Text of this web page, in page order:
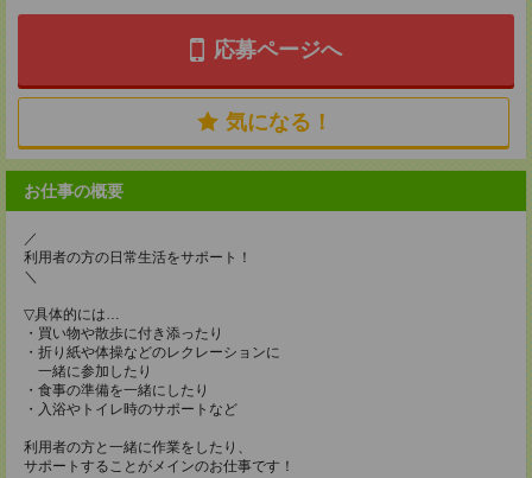
応募ページへ
気になる！
お仕事の概要
／
利用者の方の日常生活をサポート！
＼
▽具体的には…
・買い物や散歩に付き添ったり
・折り紙や体操などのレクレーションに
一緒に参加したり
・食事の準備を一緒にしたり
・入浴やトイレ時のサポートなど
利用者の方と一緒に作業をしたり、
サポートすることがメインのお仕事です！